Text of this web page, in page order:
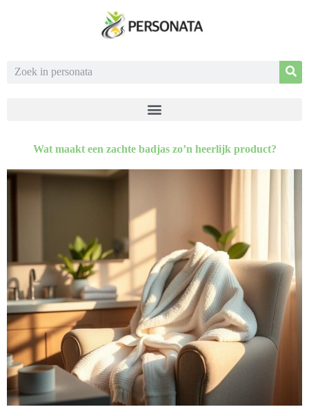
Wat maakt een zachte badjas zo’n heerlijk product?